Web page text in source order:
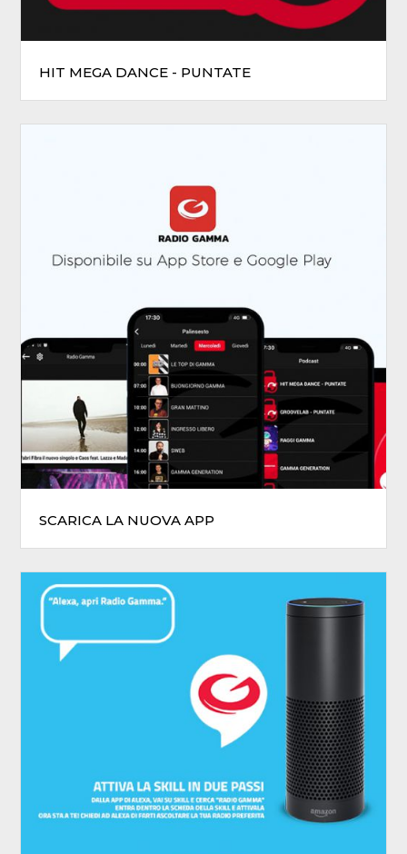
HIT MEGA DANCE - PUNTATE
SCARICA LA NUOVA APP